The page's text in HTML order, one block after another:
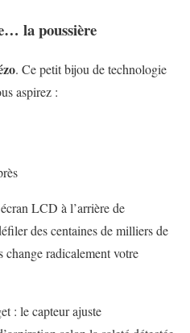
la poussière
. Ce petit bijou de technologie
aspirez :
LCD à l’arrière de
des centaines de milliers de
change radicalement votre
: le capteur ajuste